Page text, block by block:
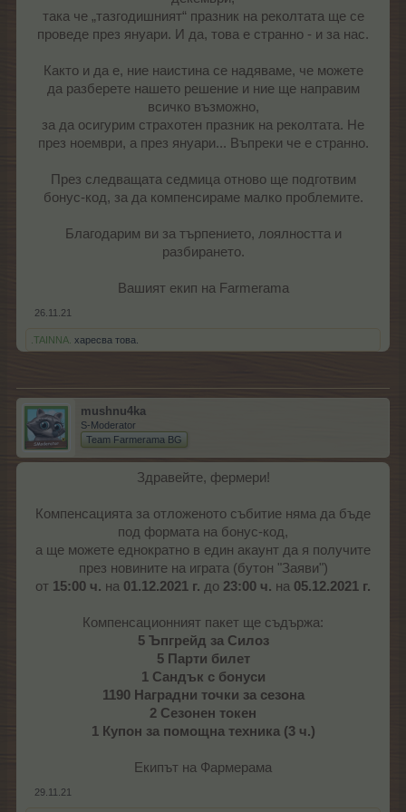
така че „тазгодишният“ празник на реколтата ще се
проведе през януари. И да, това е странно - и за нас.
Както и да е, ние наистина се надяваме, че можете
да разберете нашето решение и ние ще направим
всичко възможно,
за да осигурим страхотен празник на реколтата. Не
през ноември, а през януари... Въпреки че е странно.
През следващата седмица отново ще подготвим
бонус-код, за да компенсираме малко проблемите.
Благодарим ви за търпението, лоялността и
разбирането.
Вашият екип на Farmerama​
26.11.21
.TAINNA. харесва това.
mushnu4ka
S-Moderator
Team Farmerama BG
Здравейте, фермери!
Компенсацията за отложеното събитие няма да бъде
под формата на бонус-код,
а ще можете еднократно в един акаунт да я получите
през новините на играта (бутон "Заяви")
от 15:00 ч. на 01.12.2021 г. до 23:00 ч. на 05.12.2021 г.
Компенсационният пакет ще съдържа:
5 Ъпгрейд за Силоз
5 Парти билет
1 Сандък с бонуси
1190 Наградни точки за сезона
2 Сезонен токен
1 Купон за помощна техника (3 ч.)
Екипът на Фармерама​
29.11.21